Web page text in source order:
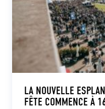
LA NOUVELLE
FÊTE COMMENCE À